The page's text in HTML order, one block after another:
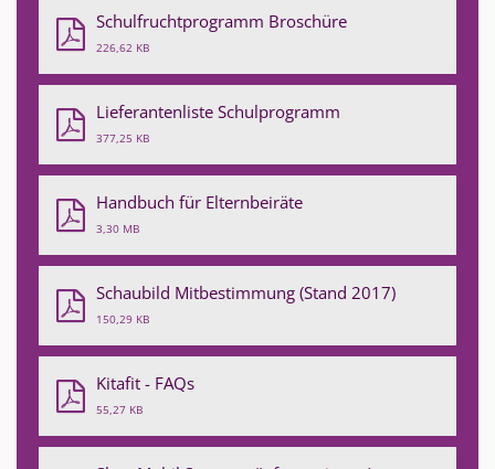
Schulfruchtprogramm Broschüre
226,62 KB
Lieferantenliste Schulprogramm
377,25 KB
Handbuch für Elternbeiräte
3,30 MB
Schaubild Mitbestimmung (Stand 2017)
150,29 KB
Kitafit - FAQs
55,27 KB